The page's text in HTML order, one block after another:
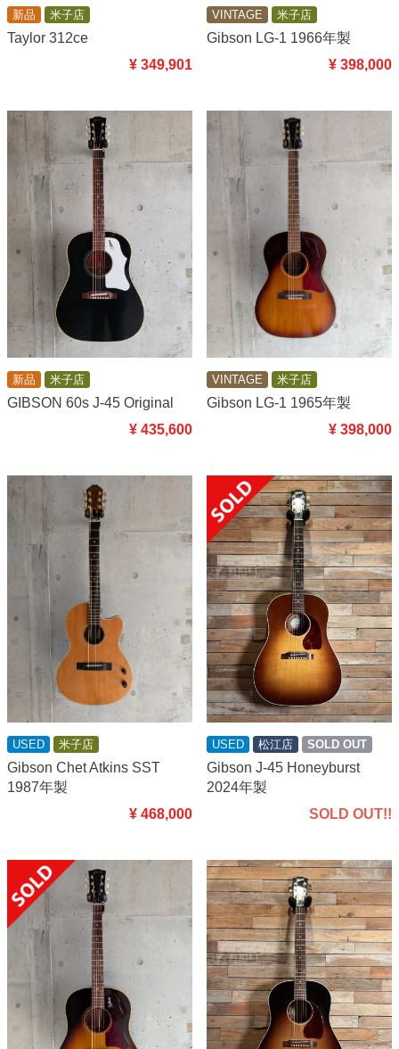
新品 米子店
Taylor 312ce
¥ 349,901
VINTAGE 米子店
Gibson LG-1 1966年製
¥ 398,000
新品 米子店
GIBSON 60s J-45 Original
¥ 435,600
VINTAGE 米子店
Gibson LG-1 1965年製
¥ 398,000
USED 米子店
Gibson Chet Atkins SST
1987年製
¥ 468,000
USED 松江店 SOLD OUT
Gibson J-45 Honeyburst
2024年製
SOLD OUT!!